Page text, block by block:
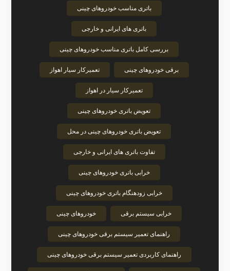
باتری مناسب خودروهای چینی
باتری های ایرانی و خارجی
بررسی کامل باتری مناسب خودروهای چینی
برقی خودروهای چینی تعمیرکار سیار اهواز
تعمیرکار سیار در اهواز
تعویض باتری خودروهای چینی
تعویض باتری خودروهای چینی در محل
تفاوت باتری های ایرانی و خارجی
خرابی باتری خودروهای چینی
خرابی زودهنگام باتری خودروهای چینی
خرابی سیستم برقی خودروهای چینی
راهنمای تعمیر سیستم برقی خودروهای چینی
راهنمای کاربردی تعمیر سیستم برقی خودروهای چینی